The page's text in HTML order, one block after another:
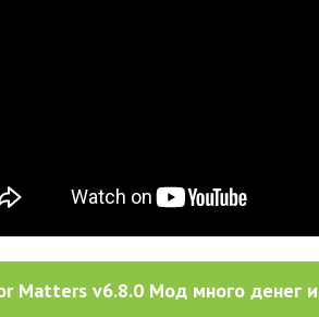
Matters v6.8.0 Мод много денег